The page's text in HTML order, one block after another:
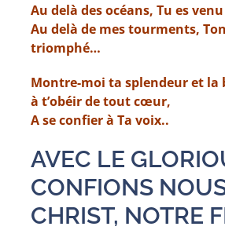
Au delà des océans, Tu es
Au delà de mes tourments,
triomphé…
Montre-moi ta splendeur et la
à t’obéir de tout cœur,
A se confier à Ta voix..
AVEC LE
CONFIONS
CHRIST, NOTRE